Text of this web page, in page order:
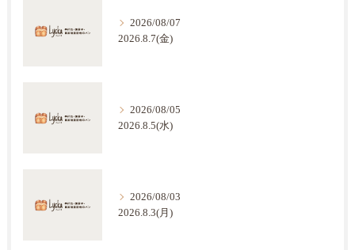
2026/08/07
2026.8.7(金)
2026/08/05
2026.8.5(水)
2026/08/03
2026.8.3(月)